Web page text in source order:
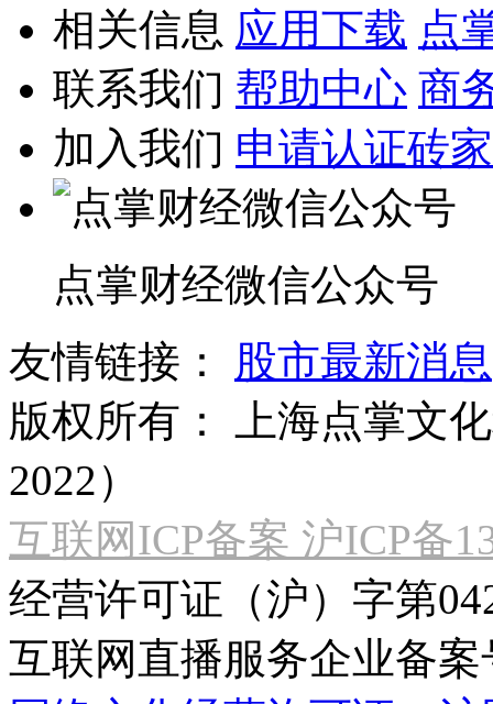
相关信息 应用下载 点
联系我们 帮助中心 商
加入我们 申请认证砖家
点掌财经微信公众号
友情链接：
股市最新消息
版权所有：
上海点掌文
2022）
互联网ICP备案 沪ICP备
经营许可证（沪）字第
互联网直播服务企业备案